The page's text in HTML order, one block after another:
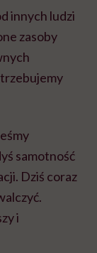
innych ludzi
zasoby
samotność
Dziś coraz
i